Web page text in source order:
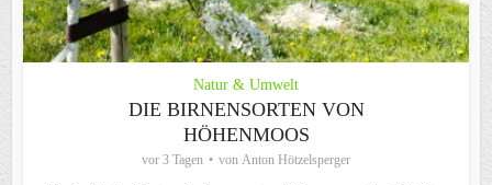
Natur & Umwelt
DIE BIRNENSORTEN VON
HÖHENMOOS
vor 3 Tagen von Anton Hötzelsperger